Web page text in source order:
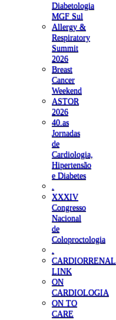
Diabetologia
MGF Sul
Allergy &
Respiratory
Summit
2026
Breast
Cancer
Weekend
ASTOR
2026
40.as
Jornadas
de
Cardiologia,
Hipertensão
e Diabetes
XXXIV
Congresso
Nacional
de
Coloproctologia
CARDIORRENAL
LINK
ON
CARDIOLOGIA
ON TO
CARE